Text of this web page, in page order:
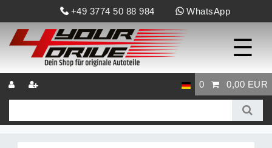
+49 3774 50 88 984 WhatsApp
☰
0 0,00 EUR